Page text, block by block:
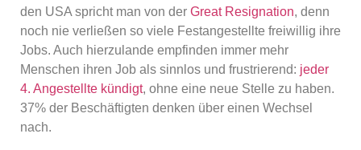
den USA spricht man von der Great Resignation, denn
noch nie verließen so viele Festangestellte freiwillig ihre
Jobs. Auch hierzulande empfinden immer mehr
Menschen ihren Job als sinnlos und frustrierend: jeder
4. Angestellte kündigt, ohne eine neue Stelle zu haben.
37% der Beschäftigten denken über einen Wechsel
nach.